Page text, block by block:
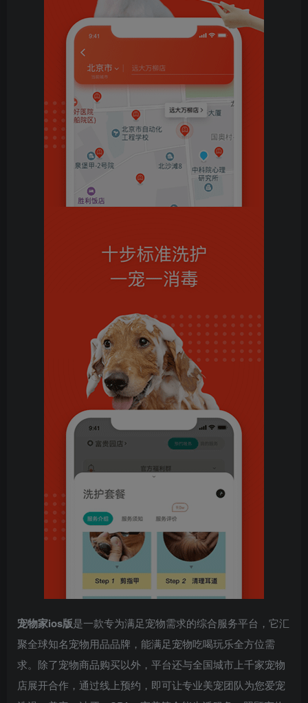
宠物家ios版是一款专为满足宠物需求的综合服务平台，它汇
聚全球知名宠物用品品牌，能满足宠物吃喝玩乐全方位需
求。除了宠物商品购买以外，平台还与全国城市上千家宠物
店展开合作，通过线上预约，即可让专业美宠团队为您爱宠